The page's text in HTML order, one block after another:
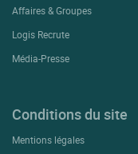
Affaires & Groupes
Logis Recrute
Média-Presse
Conditions du site
Mentions légales